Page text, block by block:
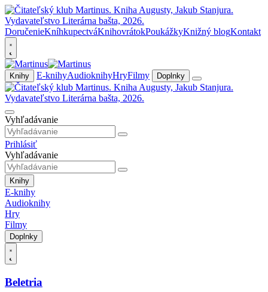
DoručenieKníhkupectváKnihovrátokPoukážkyKnižný blogKontakt
Knihy E-knihyAudioknihyHryFilmy Doplnky
Vyhľadávanie
Prihlásiť
Vyhľadávanie
Knihy
E-knihy
Audioknihy
Hry
Filmy
Doplnky
Beletria